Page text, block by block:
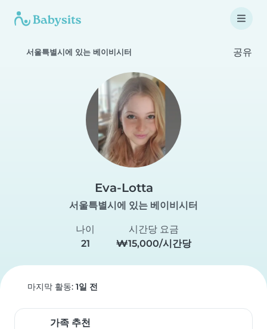
서울특별시에 있는 베이비시터 공유
Eva-Lotta
서울특별시에 있는 베이비시터
나이
21
시간당 요금
₩15,000/시간당
마지막 활동: 1일 전
가족 추천